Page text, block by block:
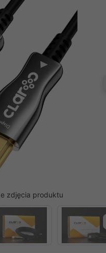
zdjęcia produktu